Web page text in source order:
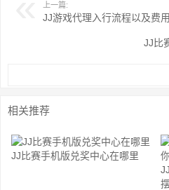
上一篇:
JJ游戏代理入行流程以及费
JJ比
相关推荐
JJ比赛手机版兑奖中心在哪里